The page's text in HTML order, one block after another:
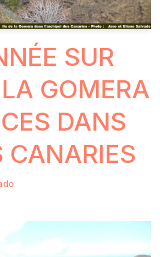
SUR
LA GOMERA
DANS
CANARIES